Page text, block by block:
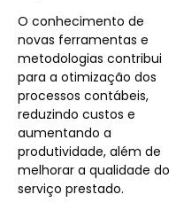
O conhecimento de
novas ferramentas e
metodologias contribui
para a otimização dos
processos contábeis,
reduzindo custos e
aumentando a
produtividade, além de
melhorar a qualidade do
serviço prestado.